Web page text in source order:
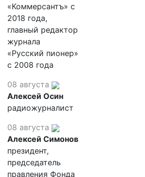
«Коммерсантъ» с
2018 года,
главный редактор
журнала
«Русский пионер»
с 2008 года
08 августа
Алексей Осин
радиожурналист
08 августа
Алексей Симонов
президент,
председатель
правления Фонда